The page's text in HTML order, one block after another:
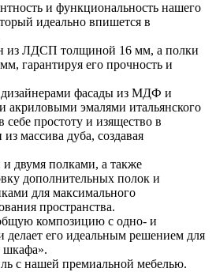
и функциональность нашего
идеально впишется в
из ЛДСП толщиной 16 мм, а полки
гарантируя его прочность и
фасады из МДФ и
акриловыми эмалями итальянского
себе простоту и изящество в
массива дуба, создавая
двумя полками, а также
дополнительных полок и
для максимального
пространства.
композицию с одно- и
его идеальным решением для
шкафа».
с нашей премиальной мебелью.